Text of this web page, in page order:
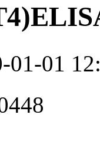
01